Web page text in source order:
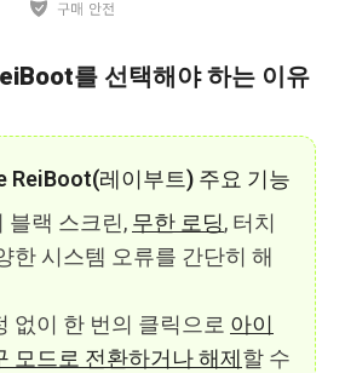
를 선택해야 하는 이유
ReiBoot(레이부트) 주요 기능
블랙 스크린, 무한 로딩, 터치
한 시스템 오류를 간단히 해
없이 한 번의 클릭으로 아이
모드로 전환하거나 해제할 수